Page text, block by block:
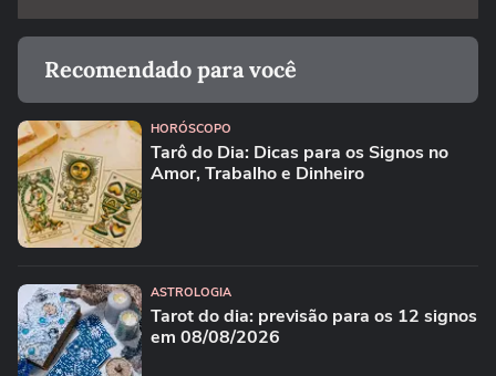
Recomendado para você
HORÓSCOPO
Tarô do Dia: Dicas para os Signos no
Amor, Trabalho e Dinheiro
ASTROLOGIA
Tarot do dia: previsão para os 12 signos
em 08/08/2026